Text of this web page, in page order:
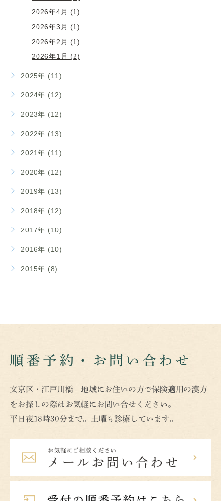
2026年4月 (1)
2026年3月 (1)
2026年2月 (1)
2026年1月 (2)
2025年 (11)
2024年 (12)
2023年 (12)
2022年 (13)
2021年 (11)
2020年 (12)
2019年 (13)
2018年 (12)
2017年 (10)
2016年 (10)
2015年 (8)
順番予約・お問い合わせ
文京区・江戸川橋 地域にお住いの方で保険適用の漢方
をお探しの際はお気軽にお問い合せください。
平日夜18時30分まで。土曜も診療しています。